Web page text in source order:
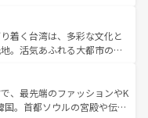
やハワイアンミュージッ
すべてがハワイの魅力を彩
発見と感動が待っているハ
えるウルル（エアーズロッ
林やケアンズの熱帯雨林な
、カフェやワイン、オージ
ており、サーフィンやダイ
トドア好きにはたまらな
力を存分に味わいつくそ
着く台湾は、多彩な文化と
。活気あふれる大都市の台
台湾東部など、都市の喧騒
、訪れる人に新しい発見と
、奥深い台湾の食文化も魅
、最先端のファッションやK
。首都ソウルの宮殿や伝統